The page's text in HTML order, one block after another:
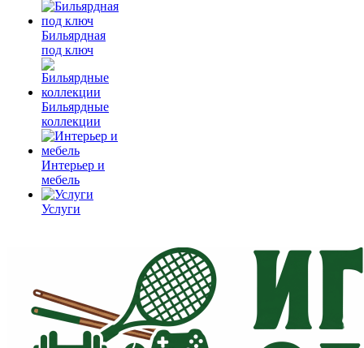
Бильярдная
под ключ
Бильярдные
коллекции
Интерьер и
мебель
Услуги